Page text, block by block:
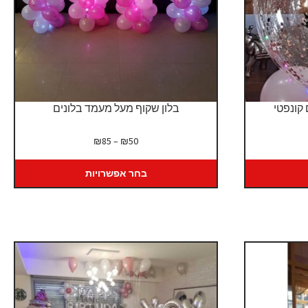
בלון שקוף מעל מעמד בלונים
₪50
–
₪85
טווח
עד
בחר אפשרויות